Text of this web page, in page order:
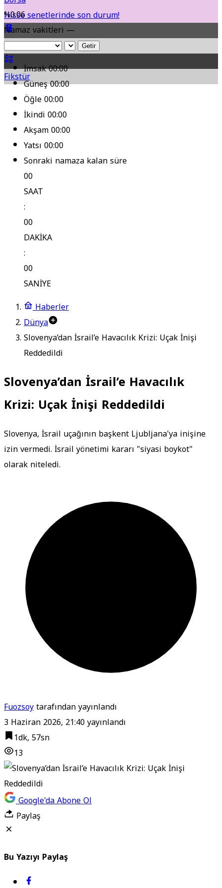
Hisse senetlerinde son durum!
Yol Durumu
Fikstür
%0.06
Namaz vakitleri —
Getir
İmsak00:00
Güneş00:00
Öğle00:00
İkindi00:00
Akşam00:00
Yatsı00:00
Sonraki namaza kalan süre
00
SAAT
:
00
DAKİKA
:
00
SANİYE
Haberler
Dünya
Slovenya’dan İsrail’e Havacılık Krizi: Uçak İnişi
Reddedildi
Slovenya’dan İsrail’e Havacılık
Krizi: Uçak İnişi Reddedildi
Slovenya, İsrail uçağının başkent Ljubljana'ya inişine
izin vermedi. İsrail yönetimi kararı "siyasi boykot"
olarak niteledi.
Fuozsoytarafından yayınlandı
3 Haziran 2026, 21:40yayınlandı
1dk, 57sn
13
Google'da Abone Ol
Paylaş
Bu Yazıyı Paylaş